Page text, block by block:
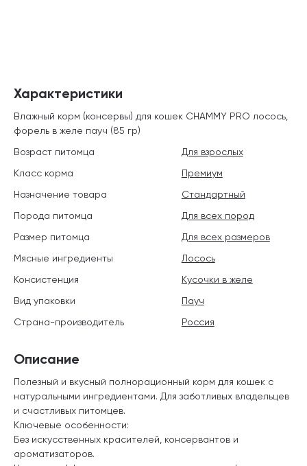
Описание
Полезный и вкусный полнорационный корм для кошек с
натуральными ингредиентами. Для заботливых владельцев
и счастливых питомцев.
Ключевые особенности:
Без искусственных красителей, консервантов и
ароматизаторов.
Характеристики
Влажный корм (консервы) для кошек CHAMMY PRO лосось,
форель в желе пауч (85 гр)
Возраст питомца
Для взрослых
Класс корма
Премиум
Назначение товара
Стандартный
Порода питомца
Для всех пород
Размер питомца
Для всех размеров
Мясные ингредиенты
Лосось
Консистенция
Кусочки в желе
Вид упаковки
Пауч
Страна-производитель
Россия